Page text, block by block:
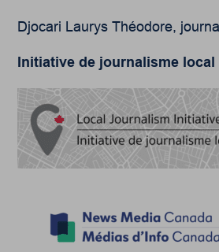
Djocari Laurys Théodore,
Initiative de journalisme local